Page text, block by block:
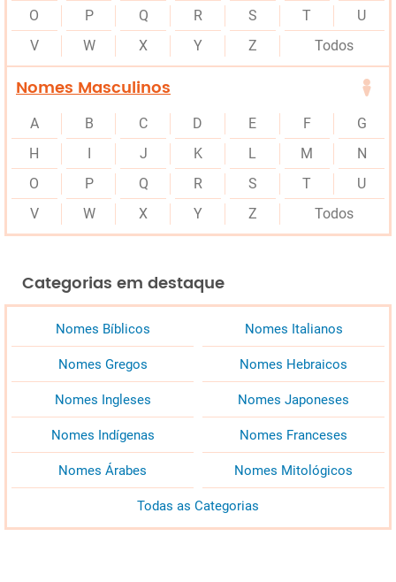
O
P Q R S T
U
V
W X Y Z Todos
Nomes Masculinos
A B C D E F
G
H
J K L M
N
O
P Q R S T
U
V
W X Y Z Todos
Categorias em destaque
Nomes Bíblicos Nomes Italianos
Nomes Gregos Nomes Hebraicos
Nomes Ingleses Nomes Japoneses
Nomes Indígenas Nomes Franceses
Nomes Árabes Nomes Mitológicos
Todas as Categorias